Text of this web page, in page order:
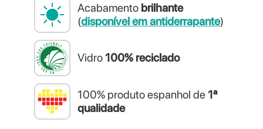
Acabamento brilhante
(disponível em antiderrapante)
Vidro100% reciclado
100% produto espanhol de1ª
qualidade